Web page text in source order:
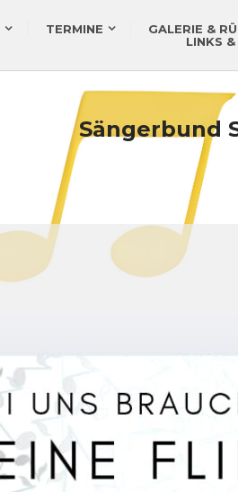
TERMINE GALERIE &
LINKS
Sängerbund